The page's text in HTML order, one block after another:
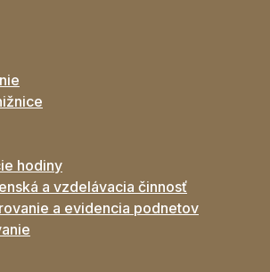
hodiny
a vzdelávacia činnosť
a evidencia podnetov